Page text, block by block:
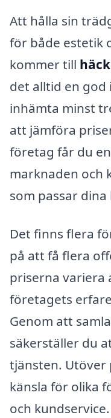
Att hålla sin
för både estetik
kommer till
det alltid en god
inhämta minst
att jämföra
företag får du
marknaden och
som passar
Det finns flera
på att få flera
priserna variera
företagets
Genom att
säkerställer du
tjänsten. Utöver
känsla för olika
och